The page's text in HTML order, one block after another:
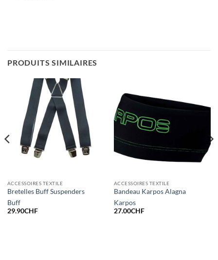
PRODUITS SIMILAIRES
ACCESSOIRES TEXTILE
Bretelles Buff Suspenders
Buff
29.90CHF
ACCESSOIRES TEXTILE
Bandeau Karpos Alagna
Karpos
27.00CHF